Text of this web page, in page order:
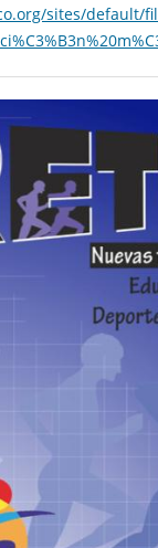
sites/default/